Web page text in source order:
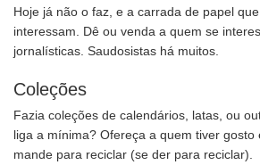
Hoje já não o faz, e a carrada de papel
interessam. Dê ou venda a quem se
jornalísticas. Saudosistas há muitos.
Coleções
Fazia coleções de calendários, latas, ou
liga a mínima? Ofereça a quem tiver gosto
mande para reciclar (se der para reciclar).